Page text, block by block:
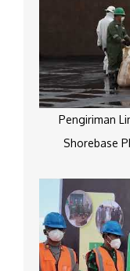
Pengiriman
Shorebase